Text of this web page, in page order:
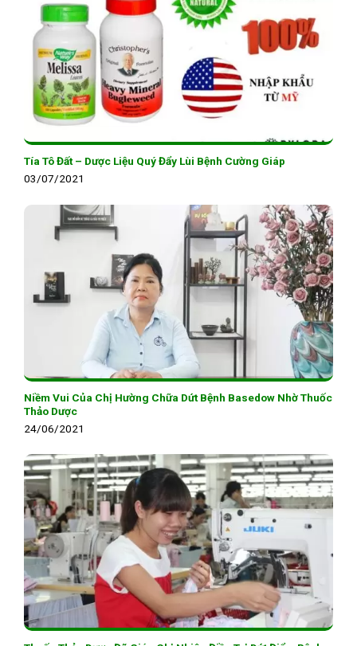
Tía Tô Đất – Dược Liệu Quý Đẩy Lùi Bệnh Cường Giáp
03/07/2021
Niềm Vui Của Chị Hường Chữa Dứt Bệnh Basedow Nhờ Thuốc
Thảo Dược
24/06/2021